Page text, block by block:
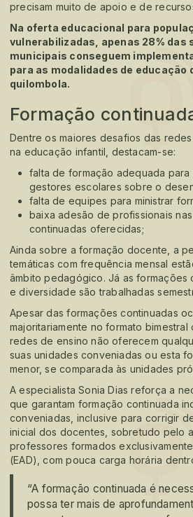
precisam muito de apoio e de
Na oferta educacional para
vulnerabilizadas, apenas 28% das
municipais conseguem
para as modalidades de educação
quilombola.
Formação
Dentre os maiores desafios das
na educação infantil, destacam-se:
falta de formação adequada
gestores escolares sobre o
falta de equipes para ministrar
baixa adesão de profissionais
continuadas oferecidas;
Ainda sobre a formação docente, a
temáticas com frequência mensal
âmbito pedagógico. Já as formações
e diversidade são trabalhadas
Apesar das formações continuadas
majoritariamente no formato bimestral
redes de ensino não oferecem
suas unidades conveniadas ou esta
menor, se comparada às unidades
A especialista Sonia Dias reforça a
que garantam formação continuada
conveniadas, inclusive para corrigir
inicial dos docentes, sobretudo pelo
professores formados
(EAD), com pouca carga horária
“A formação continuada é
possa ter mais de